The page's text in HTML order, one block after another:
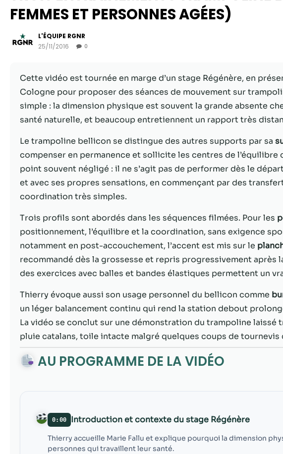
FEMMES ET PERSONNES AGÉES)
L'ÉQUIPE RGNR
25/11/2016
0
Cette vidéo est tournée en marge d’un stage Régénère, en
Cologne pour proposer des séances de mouvement sur
simple : la dimension physique est souvent la grande absente
santé naturelle, et beaucoup entretiennent un rapport très
Le trampoline bellicon se distingue des autres supports par sa
compenser en permanence et sollicite les centres de l’équilibre
point souvent négligé : il ne s’agit pas de performer dès le
et avec ses propres sensations, en commençant par des
coordination très simples.
Trois profils sont abordés dans les séquences filmées. Pour les
positionnement, l’équilibre et la coordination, sans exigence
notamment en post-accouchement, l’accent est mis sur le
recommandé dès la grossesse et repris progressivement après
des exercices avec balles et bandes élastiques permettent un
Thierry évoque aussi son usage personnel du bellicon comme
un léger balancement continu qui rend la station debout
La vidéo se conclut sur une démonstration du trampoline laissé
pluie catalans, toile intacte malgré quelques coups de tournevis
AU PROGRAMME DE LA VIDÉO
0:00 Introduction et contexte du stage Régénère
Thierry accueille Marie Fallu et explique pourquoi la dimension
personnes qui travaillent leur santé.